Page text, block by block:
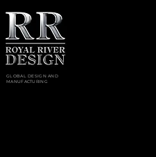
GLOBAL DESIGN AND
MANUFACTURING